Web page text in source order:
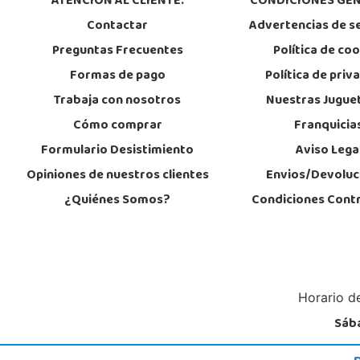
Localizar Tienda
AV/ Vegas Altas Nº 27-2
924 805 636
Localizar Tienda
STOCK DISPONIBLE
Contactar
Preguntas Frecuentes
Formas de pago
Trabaja con nosotros
Cómo comprar
Formulario Desistimiento
Opiniones de nuestros clientes
¿Quiénes Somos?
Advertencias de
Política de
Política de
Nuestras
Aviso
Envios/
Condiciones
Horario